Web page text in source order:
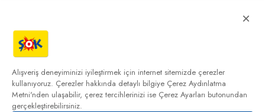
×
Alışveriş deneyiminizi iyileştirmek için internet sitemizde çerezler
kullanıyoruz. Çerezler hakkında detaylı bilgiye Çerez Aydınlatma
Metni'nden ulaşabilir, çerez tercihlerinizi ise Çerez Ayarları butonundan
gerçekleştirebilirsiniz.